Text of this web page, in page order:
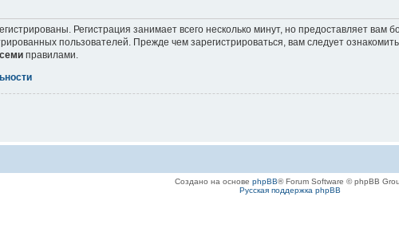
Регистрация занимает всего несколько минут, но предоставляет
пользователей. Прежде чем зарегистрироваться, вам следует
правилами.
Создано на основе phpBB® Forum Software © phpBB
Русская поддержка phpBB